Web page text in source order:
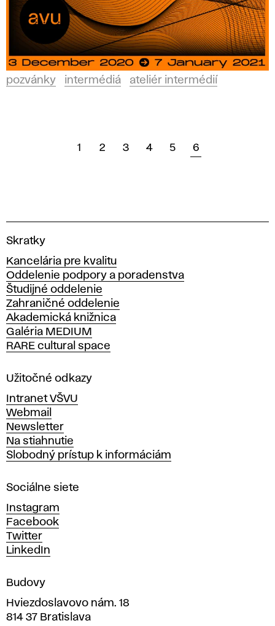
pozvánky intermédiá ateliér intermédií
1 2 3 4 5 6
V
s
o
k
á
š
k
o
a
ý
t
v
a
r
ý
c
h
u
m
e
í
v
Skratky
Kancelária pre kvalitu
Oddelenie podpory a poradenstva
Študijné oddelenie
Zahraničné oddelenie
Akademická knižnica
Galéria MEDIUM
RARE cultural space
Užitočné odkazy
Intranet VŠVU
Webmail
Newsletter
Na stiahnutie
Slobodný prístup k informáciám
Sociálne siete
Instagram
Facebook
Twitter
LinkedIn
Budovy
Hviezdoslavovo nám. 18
814 37 Bratislava